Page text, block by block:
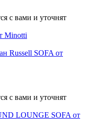
с вами и уточнят
Russell SOFA от
с вами и уточнят